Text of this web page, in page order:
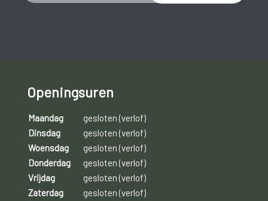
Openingsuren
Maandag
gesloten (verlof)
Dinsdag
gesloten (verlof)
Woensdag
gesloten (verlof)
Donderdag
gesloten (verlof)
Vrijdag
gesloten (verlof)
Zaterdag
gesloten (verlof)